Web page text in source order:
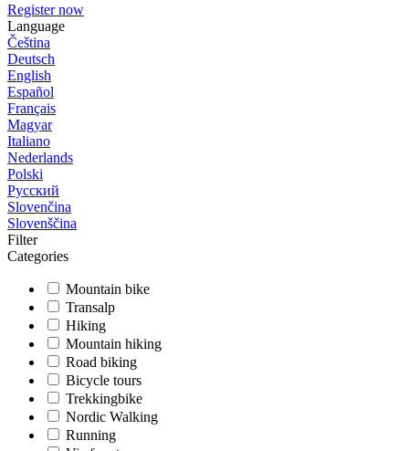
Register now
Language
Čeština
Deutsch
English
Español
Français
Magyar
Italiano
Nederlands
Polski
Русский
Slovenčina
Slovenščina
Filter
Categories
Mountain bike
Transalp
Hiking
Mountain hiking
Road biking
Bicycle tours
Trekkingbike
Nordic Walking
Running